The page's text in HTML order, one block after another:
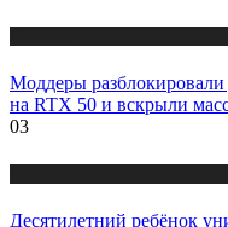
Моддеры
на RTX 50 и вскрыли
03
Десятилетний ребёнок